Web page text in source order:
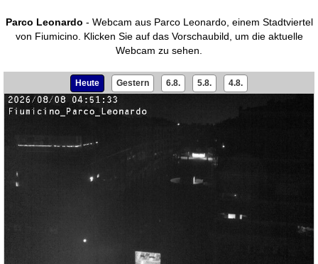
Parco Leonardo - Webcam aus Parco Leonardo, einem Stadtviertel
von Fiumicino. Klicken Sie auf das Vorschaubild, um die aktuelle
Webcam zu sehen.
Heute Gestern 6.8. 5.8. 4.8.